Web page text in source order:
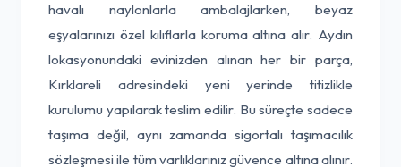
havalı naylonlarla ambalajlarken, beyaz
eşyalarınızı özel kılıflarla koruma altına alır. Aydın
lokasyonundaki evinizden alınan her bir parça,
Kırklareli adresindeki yeni yerinde titizlikle
kurulumu yapılarak teslim edilir. Bu süreçte sadece
taşıma değil, aynı zamanda sigortalı taşımacılık
sözleşmesi ile tüm varlıklarınız güvence altına alınır.